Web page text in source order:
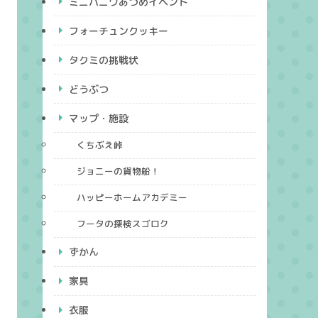
フォーチュンクッキー
タクミの挑戦状
どうぶつ
マップ・施設
くちぶえ峠
ジョニーの貨物船！
ハッピーホームアカデミー
フータの探検スゴロク
ずかん
家具
衣服